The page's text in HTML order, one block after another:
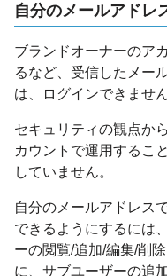
自分のメールアドレ
ブランドオーナーのア
るなど、受信したメー
は、ログインできません
セキュリティの観点か
カウントで運用するこ
していません。
自分のメールアドレス
できるようにするには
ーの閲覧/追加/編集/削
に、サブユーザーの追